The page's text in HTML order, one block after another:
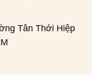
Tân Thới Hiệp